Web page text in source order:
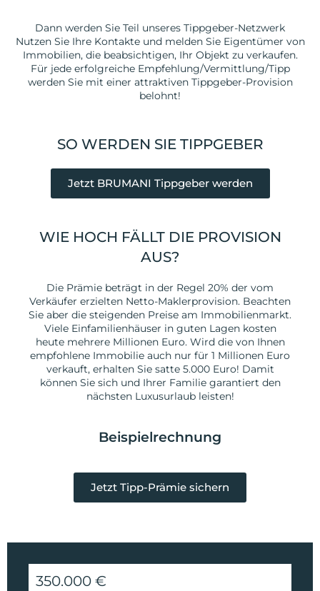
Dann werden Sie Teil unseres Tippgeber-Netzwerk
Nutzen Sie Ihre Kontakte und melden Sie Eigentümer von
Immobilien, die beabsichtigen, Ihr Objekt zu verkaufen.
Für jede erfolgreiche Empfehlung/Vermittlung/Tipp
werden Sie mit einer attraktiven Tippgeber-Provision
belohnt!
SO WERDEN SIE TIPPGEBER
Jetzt BRUMANI Tippgeber werden
WIE HOCH FÄLLT DIE PROVISION
AUS?
Die Prämie beträgt in der Regel 20% der vom
Verkäufer erzielten Netto-Maklerprovision. Beachten
Sie aber die steigenden Preise am Immobilienmarkt.
Viele Einfamilienhäuser in guten Lagen kosten
heute mehrere Millionen Euro. Wird die von Ihnen
empfohlene Immobilie auch nur für 1 Millionen Euro
verkauft, erhalten Sie satte 5.000 Euro! Damit
können Sie sich und Ihrer Familie garantiert den
nächsten Luxusurlaub leisten!
Beispielrechnung
Jetzt Tipp-Prämie sichern
350.000 €